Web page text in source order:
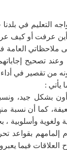
التعليم في
أين عرفت أو كيف
العامة
تصحيح
من تقصير في أداء
يأتي :
بشكل جيد،
كما أن
ولغوية وأسلوبية ،
بقواعد
فيما